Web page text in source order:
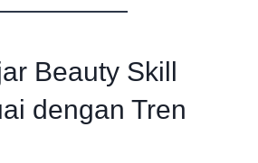
Beauty Skill
dengan Tren